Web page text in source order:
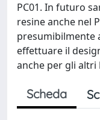
PC01. In futuro
resine anche nel
presumibilmente
effettuare il
anche per gli altri
Scheda